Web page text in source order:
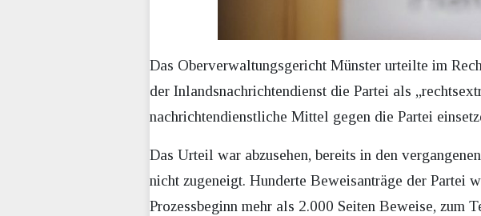
Das Oberverwaltungsgericht Münster urteilte im
der Inlandsnachrichtendienst die Partei als
nachrichtendienstliche Mittel gegen die Partei
Das Urteil war abzusehen, bereits in den
nicht zugeneigt. Hunderte Beweisanträge der Partei
Prozessbeginn mehr als 2.000 Seiten Beweise, zum